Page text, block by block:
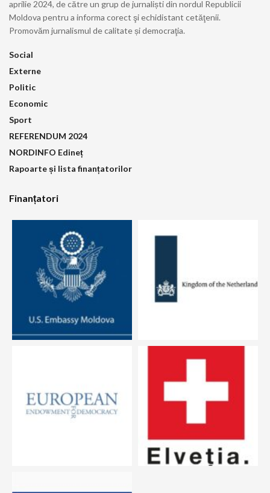
aprilie 2024, de către un grup de jurnaliști din nordul Republicii
Moldova pentru a informa corect şi echidistant cetăţenii.
Promovăm jurnalismul de calitate și democraţia.
Social
Externe
Politic
Economic
Sport
REFERENDUM 2024
NORDINFO Edineț
Rapoarte și lista finanțatorilor
Finanțatori